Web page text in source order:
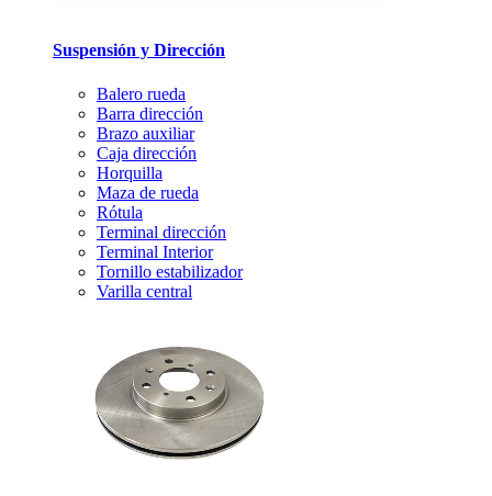
Suspensión y Dirección
Balero rueda
Barra dirección
Brazo auxiliar
Caja dirección
Horquilla
Maza de rueda
Rótula
Terminal dirección
Terminal Interior
Tornillo estabilizador
Varilla central